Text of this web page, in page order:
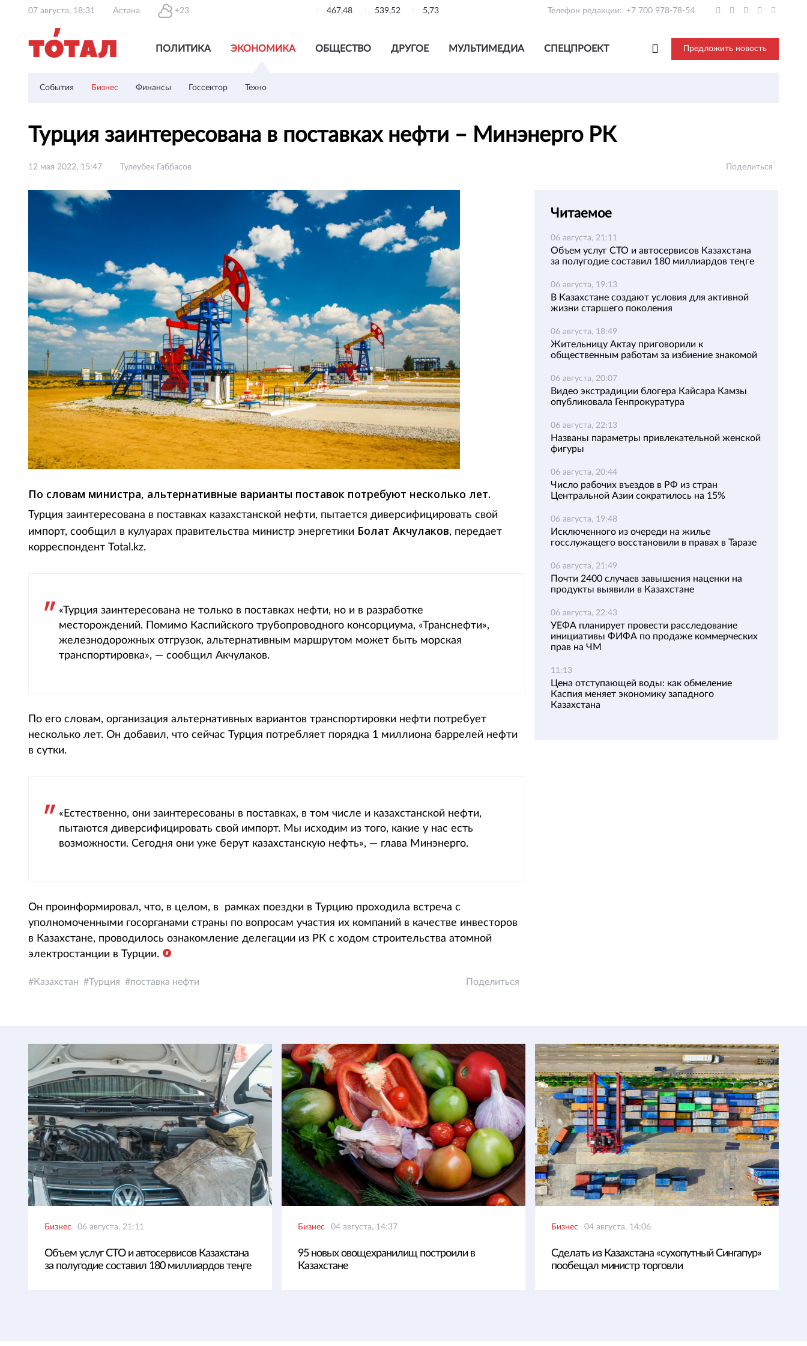
07 августа, 18:31 Астана +23 467,48 539,52 5,73 Телефон редакции: +7 700 978-78-54
ПОЛИТИКА ЭКОНОМИКА ОБЩЕСТВО ДРУГОЕ МУЛЬТИМЕДИА СПЕЦПРОЕКТ Предложить новость
События Бизнес Финансы Госсектор Техно
Турция заинтересована в поставках нефти – Минэнерго РК
12 мая 2022, 15:47 Тулеубек Габбасов Поделиться
По словам министра, альтернативные варианты поставок потребуют несколько лет.
Турция заинтересована в поставках казахстанской нефти, пытается диверсифицировать свой
импорт, сообщил в кулуарах правительства министр энергетики Болат Акчулаков, передает
корреспондент Total.kz.
«Турция заинтересована не только в поставках нефти, но и в разработке
месторождений. Помимо Каспийского трубопроводного консорциума, «Транснефти»,
железнодорожных отгрузок, альтернативным маршрутом может быть морская
транспортировка», — сообщил Акчулаков.
По его словам, организация альтернативных вариантов транспортировки нефти потребует
несколько лет. Он добавил, что сейчас Турция потребляет порядка 1 миллиона баррелей нефти
в сутки.
«Естественно, они заинтересованы в поставках, в том числе и казахстанской нефти,
пытаются диверсифицировать свой импорт. Мы исходим из того, какие у нас есть
возможности. Сегодня они уже берут казахстанскую нефть», — глава Минэнерго.
Он проинформировал, что, в целом, в рамках поездки в Турцию проходила встреча с
уполномоченными госорганами страны по вопросам участия их компаний в качестве инвесторов
в Казахстане, проводилось ознакомление делегации из РК с ходом строительства атомной
электростанции в Турции.
Казахстан Турция поставка нефти Поделиться
Читаемое
06 августа, 21:11
Объем услуг СТО и автосервисов Казахстана
за полугодие составил 180 миллиардов теңге
06 августа, 19:13
В Казахстане создают условия для активной
жизни старшего поколения
06 августа, 18:49
Жительницу Актау приговорили к
общественным работам за избиение знакомой
06 августа, 20:07
Видео экстрадиции блогера Кайсара Камзы
опубликовала Генпрокуратура
06 августа, 22:13
Названы параметры привлекательной женской
фигуры
06 августа, 20:44
Число рабочих въездов в РФ из стран
Центральной Азии сократилось на 15%
06 августа, 19:48
Исключенного из очереди на жилье
госслужащего восстановили в правах в Таразе
06 августа, 21:49
Почти 2400 случаев завышения наценки на
продукты выявили в Казахстане
06 августа, 22:43
УЕФА планирует провести расследование
инициативы ФИФА по продаже коммерческих
прав на ЧМ
11:13
Цена отступающей воды: как обмеление
Каспия меняет экономику западного
Казахстана
Бизнес 06 августа, 21:11
Объем услуг СТО и автосервисов Казахстана
за полугодие составил 180 миллиардов теңге
Бизнес 04 августа, 14:37
95 новых овощехранилищ построили в
Казахстане
Бизнес 04 августа, 14:06
Сделать из Казахстана «сухопутный Сингапур»
пообещал министр торговли